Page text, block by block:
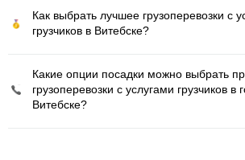
Как выбрать лучшее грузоперевозки с
грузчиков в Витебске?
Какие опции посадки можно выбрать
грузоперевозки с услугами грузчиков в
Витебске?